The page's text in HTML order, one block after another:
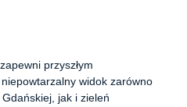
przyszłym
widok zarówno
jak i zieleń